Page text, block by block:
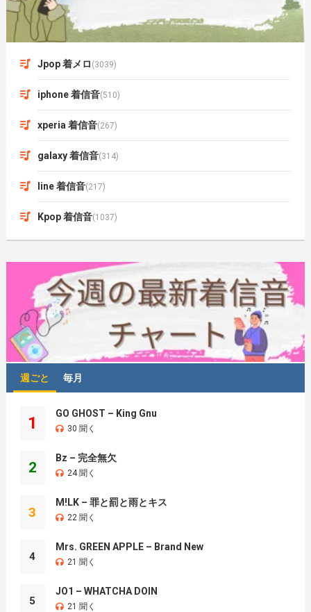
Jpop 着メロ (3039)
iphone 着信音(510)
xperia 着信音(267)
galaxy 着信音(314)
line 着信音(217)
Kpop 着信音(1037)
週ごと 毎月
1
GO GHOST – King Gnu
30 聞く
2
Bz – 完全無欠
24 聞く
3
M!LK – 罪と罰と雨とキス
22 聞く
4
Mrs. GREEN APPLE – Brand New
21 聞く
5
JO1 – WHATCHA DOIN
21 聞く